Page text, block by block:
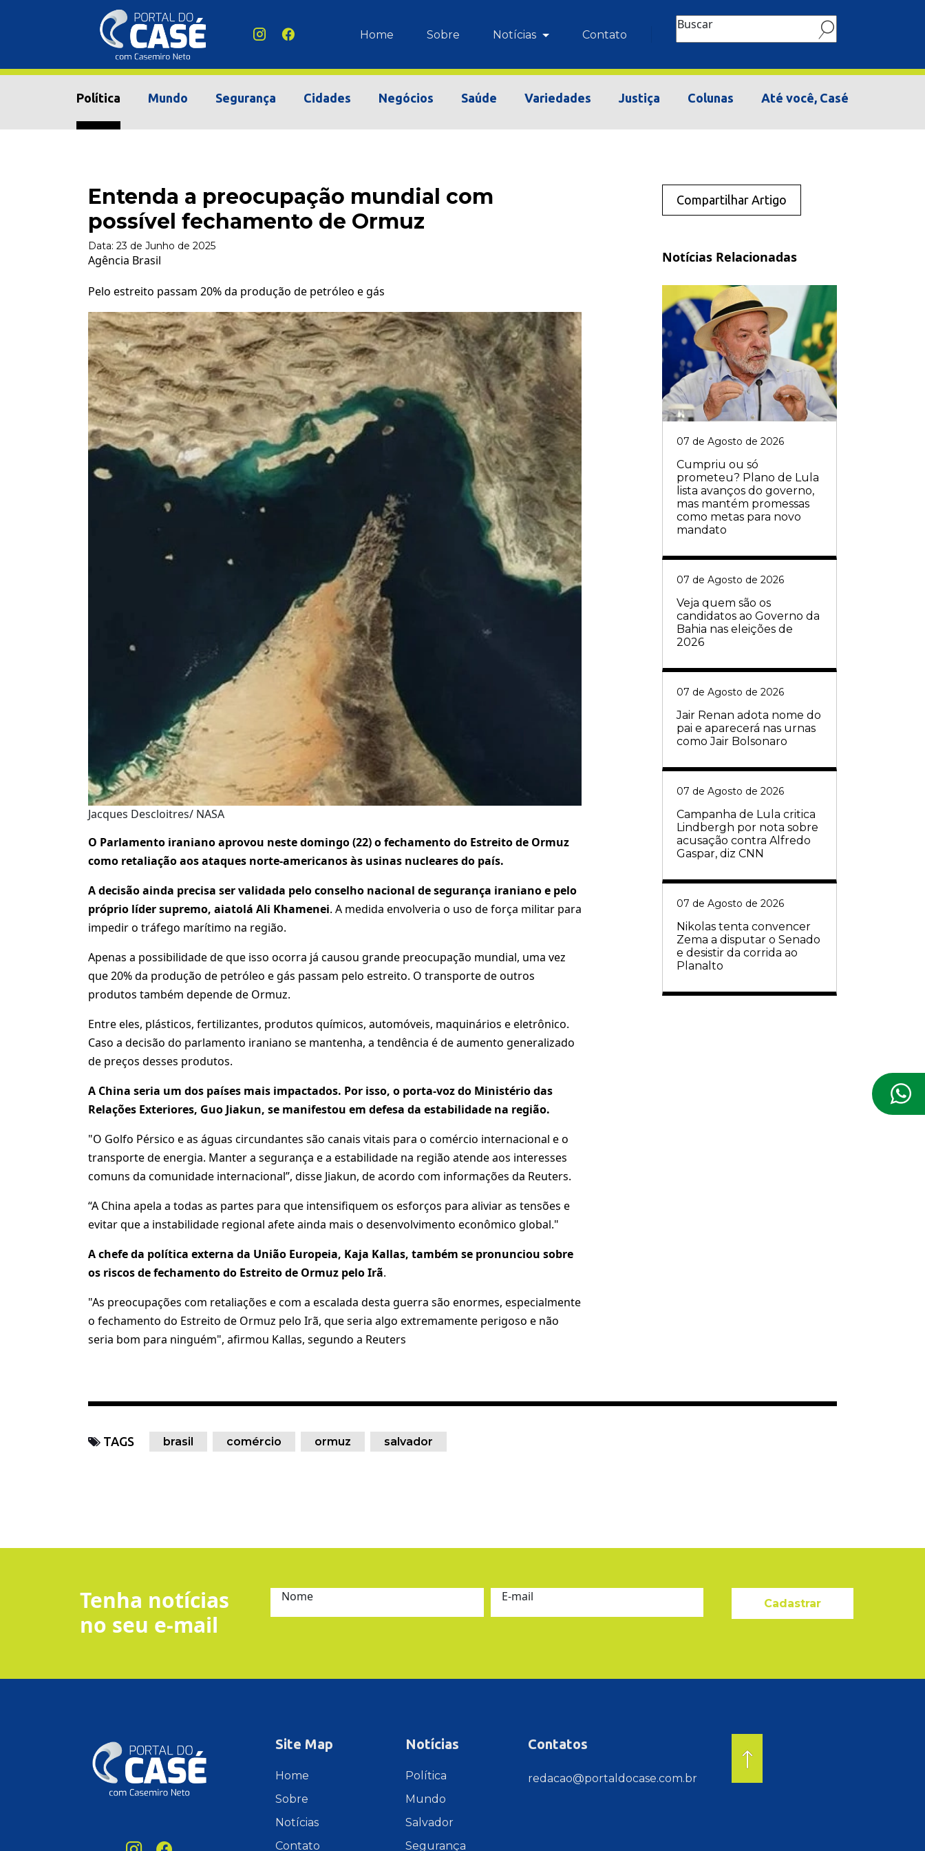
Home Sobre Notícias Contato
Buscar
Política Mundo Segurança Cidades Negócios Saúde Variedades Justiça Colunas Até você, Casé
Entenda a preocupação mundial com
possível fechamento de Ormuz
Data: 23 de Junho de 2025
Agência Brasil
Pelo estreito passam 20% da produção de petróleo e gás
Jacques Descloitres/ NASA
O Parlamento iraniano aprovou neste domingo (22) o fechamento do Estreito de Ormuz
como retaliação aos ataques norte-americanos às usinas nucleares do país.
A decisão ainda precisa ser validada pelo conselho nacional de segurança iraniano e pelo
próprio líder supremo, aiatolá Ali Khamenei. A medida envolveria o uso de força militar para
impedir o tráfego marítimo na região.
Apenas a possibilidade de que isso ocorra já causou grande preocupação mundial, uma vez
que 20% da produção de petróleo e gás passam pelo estreito. O transporte de outros
produtos também depende de Ormuz.
Entre eles, plásticos, fertilizantes, produtos químicos, automóveis, maquinários e eletrônico.
Caso a decisão do parlamento iraniano se mantenha, a tendência é de aumento generalizado
de preços desses produtos.
A China seria um dos países mais impactados. Por isso, o porta-voz do Ministério das
Relações Exteriores, Guo Jiakun, se manifestou em defesa da estabilidade na região.
"O Golfo Pérsico e as águas circundantes são canais vitais para o comércio internacional e o
transporte de energia. Manter a segurança e a estabilidade na região atende aos interesses
comuns da comunidade internacional”, disse Jiakun, de acordo com informações da Reuters.
“A China apela a todas as partes para que intensifiquem os esforços para aliviar as tensões e
evitar que a instabilidade regional afete ainda mais o desenvolvimento econômico global."
A chefe da política externa da União Europeia, Kaja Kallas, também se pronunciou sobre
os riscos de fechamento do Estreito de Ormuz pelo Irã.
"As preocupações com retaliações e com a escalada desta guerra são enormes, especialmente
o fechamento do Estreito de Ormuz pelo Irã, que seria algo extremamente perigoso e não
seria bom para ninguém", afirmou Kallas, segundo a Reuters
Compartilhar Artigo
Notícias Relacionadas
07 de Agosto de 2026
Cumpriu ou só
prometeu? Plano de Lula
lista avanços do governo,
mas mantém promessas
como metas para novo
mandato
07 de Agosto de 2026
Veja quem são os
candidatos ao Governo da
Bahia nas eleições de
2026
07 de Agosto de 2026
Jair Renan adota nome do
pai e aparecerá nas urnas
como Jair Bolsonaro
07 de Agosto de 2026
Campanha de Lula critica
Lindbergh por nota sobre
acusação contra Alfredo
Gaspar, diz CNN
07 de Agosto de 2026
Nikolas tenta convencer
Zema a disputar o Senado
e desistir da corrida ao
Planalto
TAGS brasil comércio ormuz salvador
Tenha notícias
no seu e-mail
Nome E-mail Cadastrar
Site Map
Home
Sobre
Notícias
Contato
Notícias
Política
Mundo
Salvador
Segurança
Contatos
redacao@portaldocase.com.br